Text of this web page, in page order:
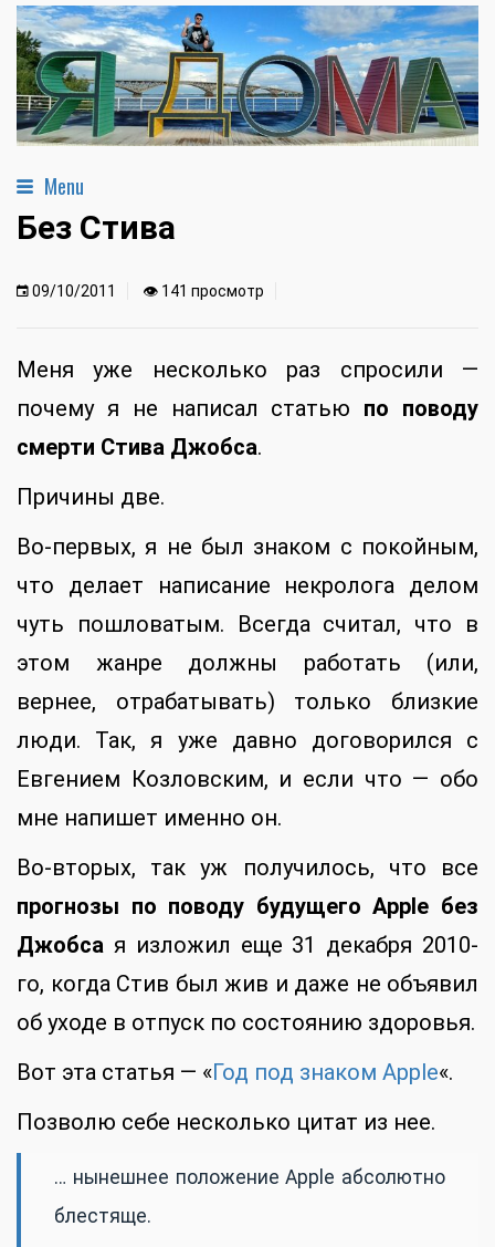
Menu
Без Стива
09/10/2011 👁 141 просмотр
Меня уже несколько раз спросили —
почему я не написал статью по поводу
смерти Стива Джобса.
Причины две.
Во-первых, я не был знаком с покойным,
что делает написание некролога делом
чуть пошловатым. Всегда считал, что в
этом жанре должны работать (или,
вернее, отрабатывать) только близкие
люди. Так, я уже давно договорился с
Евгением Козловским, и если что — обо
мне напишет именно он.
Во-вторых, так уж получилось, что все
прогнозы по поводу будущего Apple без
Джобса я изложил еще 31 декабря 2010-
го, когда Стив был жив и даже не объявил
об уходе в отпуск по состоянию здоровья.
Вот эта статья — «Год под знаком Apple«.
Позволю себе несколько цитат из нее.
… нынешнее положение Apple абсолютно
блестяще.